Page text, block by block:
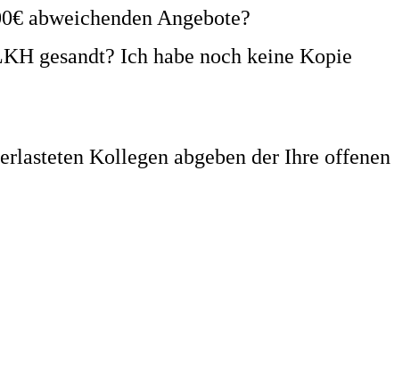
abweichenden Angebote?
gesandt? Ich habe noch keine Kopie
Kollegen abgeben der Ihre offenen